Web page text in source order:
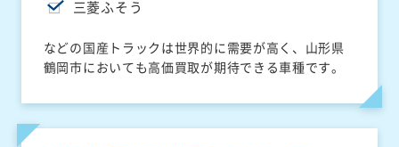
三菱ふそう
などの国産トラックは世界的に需要が高く、山形県
鶴岡市においても高価買取が期待できる車種です。